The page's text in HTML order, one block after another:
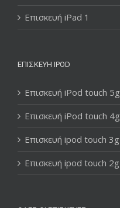
Επισκευή iPad 1
ΕΠΙΣΚΕΥΉ IPOD
Επισκευή iPod touch 5g
Επισκευή iPod touch 4g
Επισκευή ipod touch 3g
Επισκευή ipod touch 2g